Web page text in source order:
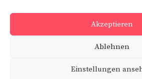
Akzeptieren
Ablehnen
Einstellungen
RSS